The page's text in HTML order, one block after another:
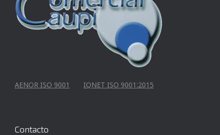
AENOR ISO 9001 IQNET ISO 9001:2015
Contacto